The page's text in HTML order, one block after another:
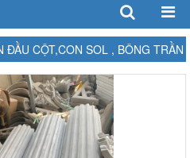
ĐẦU CỘT,CON SOL , BÔNG TRẦN